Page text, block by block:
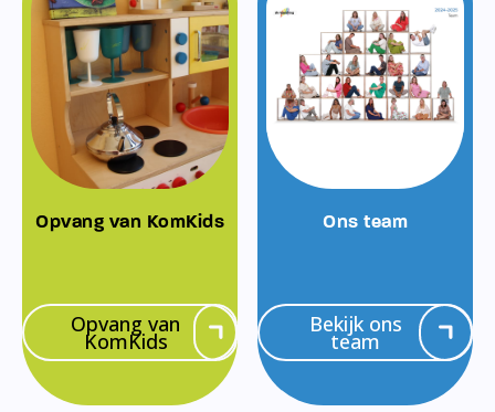
Opvang van KomKids
Opvang van
KomKids
Ons team
Bekijk ons
team